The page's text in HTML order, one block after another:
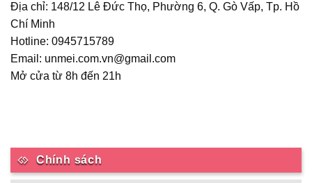
Địa chỉ: 148/12 Lê Đức Thọ, Phường 6, Q. Gò Vấp, Tp. Hồ
Chí Minh
Hotline: 0945715789
Email: unmei.com.vn@gmail.com
Mở cửa từ 8h đến 21h
Chính sách